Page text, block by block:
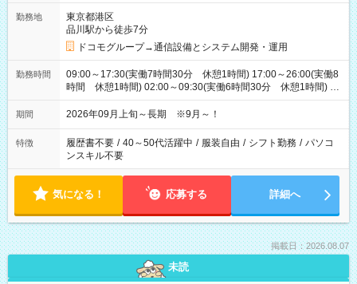
勤務地
東京都港区
品川駅から徒歩7分
ドコモグループ→通信設備とシステム開発・運用
勤務時間
09:00～17:30(実働7時間30分 休憩1時間) 17:00～26:00(実働8
時間 休憩1時間) 02:00～09:30(実働6時間30分 休憩1時間) ※
日勤は就業時間1/夜勤は就業時間2.3を連続で行って頂きます
期間 2026年09月上旬～長期 ※9月～！
特徴 履歴書不要 / 40～50代活躍中 / 服装自由 / シフト勤務 / パソコ
ンスキル不要
気になる！ 応募する 詳細へ
掲載日：2026.08.07
未読